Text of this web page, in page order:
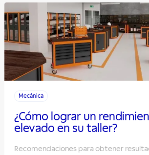
Mecánica
¿Cómo lograr un
elevado en su taller?
Recomendaciones para obtener